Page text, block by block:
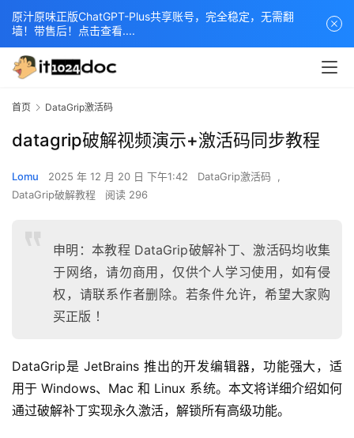
首页 DataGrip激活码
datagrip破解视频演示+激活码同步教程
Lomu 2025 年 12 月 20 日 下午1:42 DataGrip激活码
,
DataGrip破解教程
阅读 296
申明：本教程 DataGrip破解补丁、激活码均收集
于网络，请勿商用，仅供个人学习使用，如有侵
权，请联系作者删除。若条件允许，希望大家购
买正版 ！
DataGrip是 JetBrains 推出的开发编辑器，功能强大，适
用于 Windows、Mac 和 Linux 系统。本文将详细介绍如何
通过破解补丁实现永久激活，解锁所有高级功能。
原汁原味正版ChatGPT-Plus共享账号，完全稳定，无需翻
墙！带售后！点击查看....